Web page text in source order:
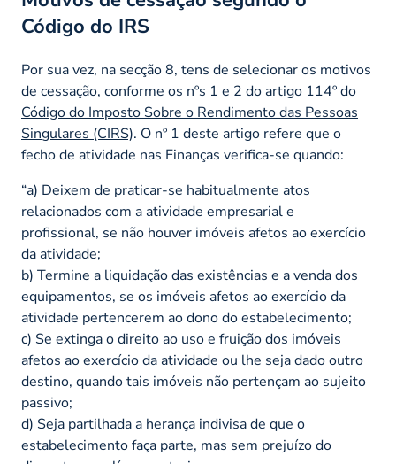
Código do IRS
Por sua vez, na secção 8, tens de selecionar os motivos
de cessação, conforme os nºs 1 e 2 do artigo 114º do
Código do Imposto Sobre o Rendimento das Pessoas
Singulares (CIRS). O nº 1 deste artigo refere que o
fecho de atividade nas Finanças verifica-se quando:
“a) Deixem de praticar-se habitualmente atos
relacionados com a atividade empresarial e
profissional, se não houver imóveis afetos ao exercício
da atividade;
b) Termine a liquidação das existências e a venda dos
equipamentos, se os imóveis afetos ao exercício da
atividade pertencerem ao dono do estabelecimento;
c) Se extinga o direito ao uso e fruição dos imóveis
afetos ao exercício da atividade ou lhe seja dado outro
destino, quando tais imóveis não pertençam ao sujeito
passivo;
d) Seja partilhada a herança indivisa de que o
estabelecimento faça parte, mas sem prejuízo do